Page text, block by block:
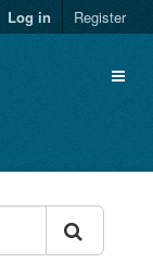
Log in Register